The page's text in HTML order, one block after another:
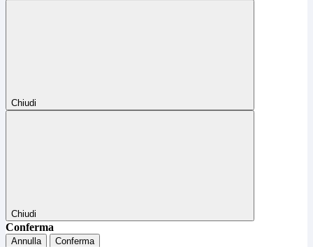
Chiudi
Chiudi
Conferma
Annulla Conferma